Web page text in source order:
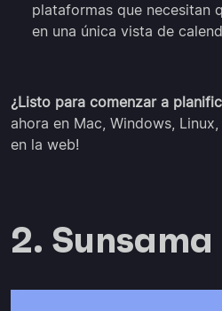
plataformas que necesitan
en una única vista de
¿Listo para comenzar a
ahora en Mac, Windows,
en la web!
2. Sunsama